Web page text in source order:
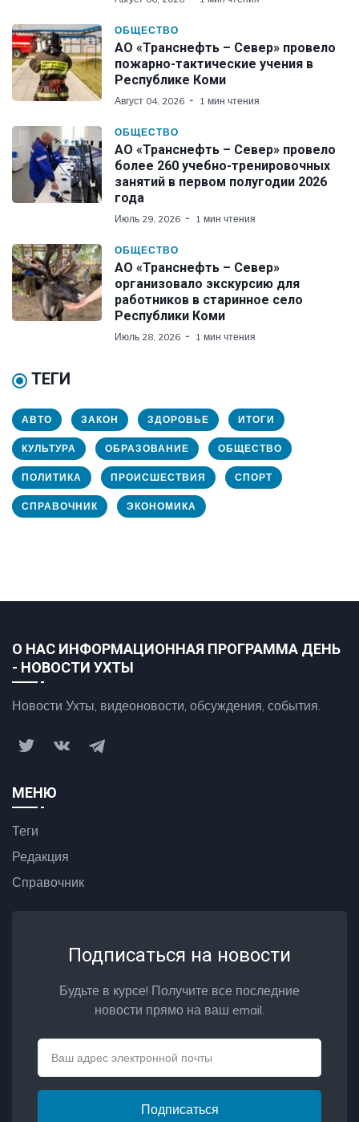
ОБЩЕСТВО
АО «Транснефть – Север» провело
пожарно-тактические учения в
Республике Коми
Август 04, 2026 1 мин чтения
ОБЩЕСТВО
АО «Транснефть – Север» провело
более 260 учебно-тренировочных
занятий в первом полугодии 2026
года
Июль 29, 2026 1 мин чтения
ОБЩЕСТВО
АО «Транснефть – Север»
организовало экскурсию для
работников в старинное село
Республики Коми
Июль 28, 2026 1 мин чтения
ТЕГИ
АВТО ЗАКОН ЗДОРОВЬЕ ИТОГИ
КУЛЬТУРА ОБРАЗОВАНИЕ ОБЩЕСТВО
ПОЛИТИКА ПРОИСШЕСТВИЯ СПОРТ
СПРАВОЧНИК ЭКОНОМИКА
О НАС ИНФОРМАЦИОННАЯ ПРОГРАММА ДЕНЬ
- НОВОСТИ УХТЫ
Новости Ухты, видеоновости, обсуждения, события.
МЕНЮ
Теги
Редакция
Справочник
Подписаться на новости
Будьте в курсе! Получите все последние
новости прямо на ваш email.
Подписаться